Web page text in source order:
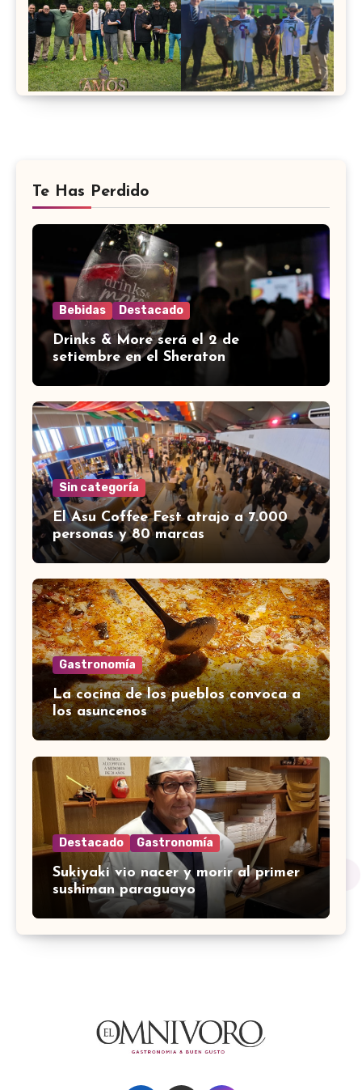
Te Has Perdido
Bebidas Destacado
Drinks & More será el 2 de
setiembre en el Sheraton
Sin categoría
El Asu Coffee Fest atrajo a 7.000
personas y 80 marcas
Gastronomía
La cocina de los pueblos convoca a
los asuncenos
Destacado Gastronomía
Sukiyaki vio nacer y morir al primer
sushiman paraguayo